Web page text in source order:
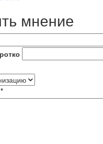
мнение
*